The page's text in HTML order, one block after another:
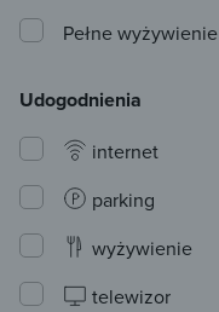
Pełne wyżywienie
Udogodnienia
internet
parking
wyżywienie
telewizor